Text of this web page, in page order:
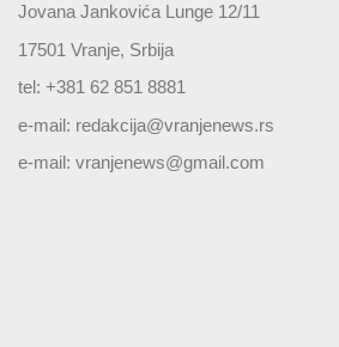
Jovana Jankovića Lunge 12/11
17501 Vranje, Srbija
tel: +381 62 851 8881
e-mail: redakcija@vranjenews.rs
e-mail: vranjenews@gmail.com